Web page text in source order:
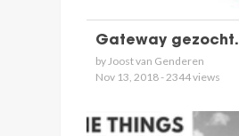
Gateway gezocht.
by Joost van Genderen
Nov 13, 2018 - 2344 views